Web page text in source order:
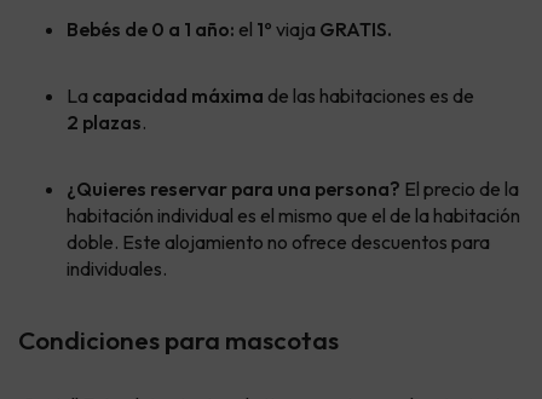
Bebés de 0 a 1 año: el 1º viaja GRATIS.
La capacidad máxima de las habitaciones es de
2 plazas.
¿Quieres reservar para una persona? El precio de la
habitación individual es el mismo que el de la habitación
doble. Este alojamiento no ofrece descuentos para
individuales.
Condiciones para mascotas